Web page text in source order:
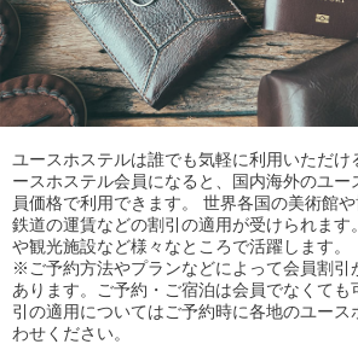
ユースホステルは誰でも気軽に利用いただけ
ースホステル会員になると、国内海外のユー
員価格で利用できます。 世界各国の美術館や
鉄道の運賃などの割引の適用が受けられます
や観光施設など様々なところで活躍します。
※ご予約方法やプランなどによって会員割引
あります。ご予約・ご宿泊は会員でなくても
引の適用についてはご予約時に各地のユース
わせください。